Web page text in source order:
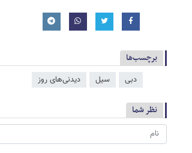
برچسب‌ها
دبی سیل دیدنی‌های روز
نظر شما